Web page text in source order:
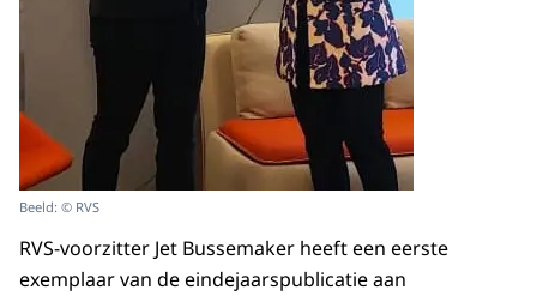
Beeld: © RVS
RVS-voorzitter Jet Bussemaker heeft een eerste
exemplaar van de eindejaarspublicatie aan